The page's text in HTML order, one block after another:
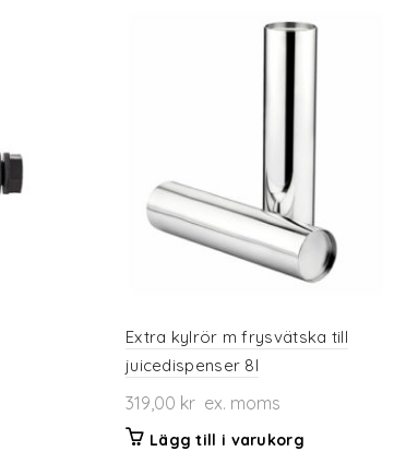
Extra kylrör m frysvätska till
juicedispenser 8l
319,00 krex. moms
Lägg till i varukorg